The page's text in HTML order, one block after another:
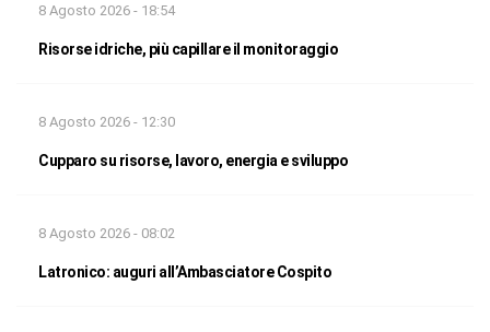
8 Agosto 2026 - 18:54
Risorse idriche, più capillare il monitoraggio
8 Agosto 2026 - 12:30
Cupparo su risorse, lavoro, energia e sviluppo
8 Agosto 2026 - 08:02
Latronico: auguri all’Ambasciatore Cospito